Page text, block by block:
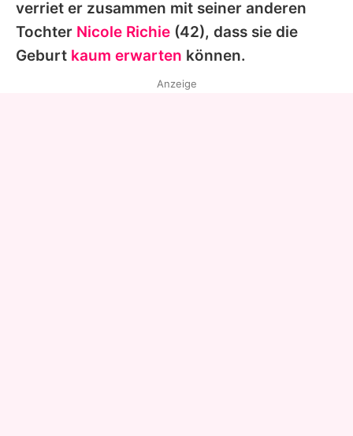
verriet er zusammen mit seiner anderen
Tochter Nicole Richie (42), dass sie die
Geburt kaum erwarten können.
Anzeige